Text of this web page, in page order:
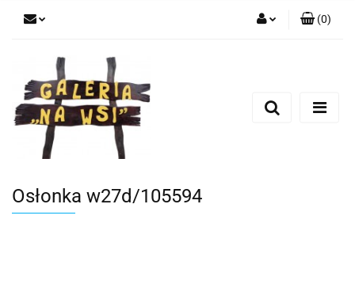
Dodaj zgłoszenie
(0)
Osłonka w27d/105594